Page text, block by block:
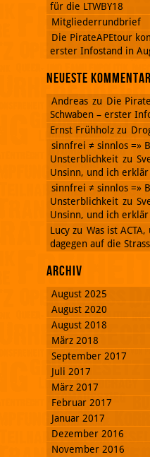
für die LTWBY18
Mitgliederrundbrief
Die PirateAPEtour
erster Infostand in
Neueste
Andreas zu Die
Schwaben – erster
Ernst Frühholz zu
sinnfrei ≠ sinnlos =»
Unsterblichkeit zu
Unsinn, und ich
sinnfrei ≠ sinnlos =»
Unsterblichkeit zu
Unsinn, und ich
Lucy zu Was ist
dagegen auf die
Archiv
August 2025
August 2020
August 2018
März 2018
September 2017
Juli 2017
März 2017
Februar 2017
Januar 2017
Dezember 2016
November 2016